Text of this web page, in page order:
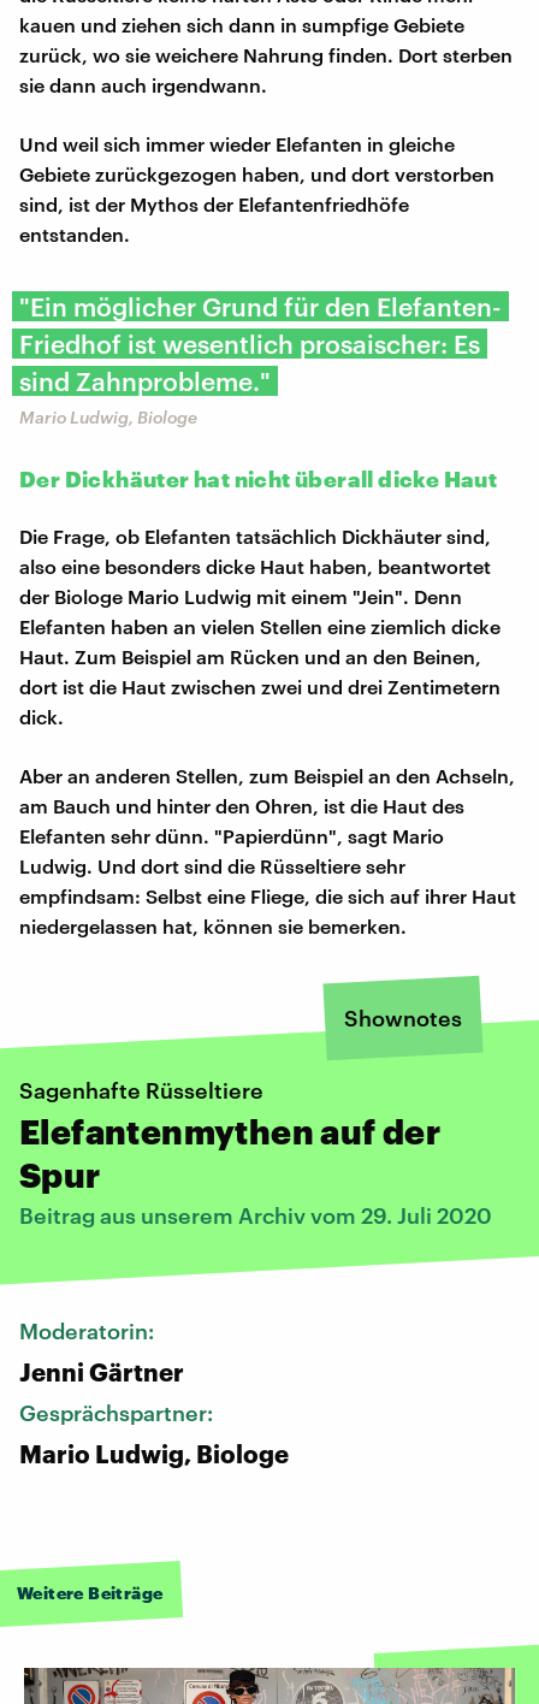
kauen und ziehen sich dann in sumpfige Gebiete
zurück, wo sie weichere Nahrung finden. Dort sterben
sie dann auch irgendwann.
Und weil sich immer wieder Elefanten in gleiche
Gebiete zurückgezogen haben, und dort verstorben
sind, ist der Mythos der Elefantenfriedhöfe
entstanden.
"Ein möglicher Grund für den Elefanten-
Friedhof ist wesentlich prosaischer: Es
sind Zahnprobleme."
Mario Ludwig, Biologe
Der Dickhäuter hat nicht überall dicke Haut
Die Frage, ob Elefanten tatsächlich Dickhäuter sind,
also eine besonders dicke Haut haben, beantwortet
der Biologe Mario Ludwig mit einem "Jein". Denn
Elefanten haben an vielen Stellen eine ziemlich dicke
Haut. Zum Beispiel am Rücken und an den Beinen,
dort ist die Haut zwischen zwei und drei Zentimetern
dick.
Aber an anderen Stellen, zum Beispiel an den Achseln,
am Bauch und hinter den Ohren, ist die Haut des
Elefanten sehr dünn. "Papierdünn", sagt Mario
Ludwig. Und dort sind die Rüsseltiere sehr
empfindsam: Selbst eine Fliege, die sich auf ihrer Haut
niedergelassen hat, können sie bemerken.
Shownotes
Sagenhafte Rüsseltiere
Elefantenmythen auf der
Spur
Beitrag aus unserem Archiv vom 29. Juli 2020
Moderatorin:
Jenni Gärtner
Gesprächspartner:
Mario Ludwig, Biologe
Weitere Beiträge